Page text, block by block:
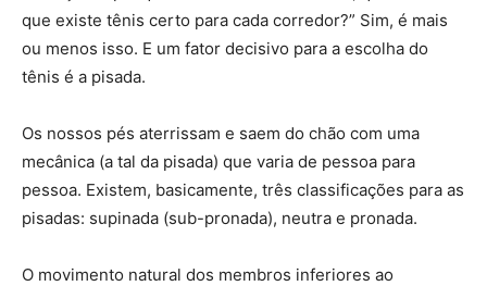
que existe tênis certo para cada corredor?” Sim, é mais
ou menos isso. E um fator decisivo para a escolha do
tênis é a pisada.
Os nossos pés aterrissam e saem do chão com uma
mecânica (a tal da pisada) que varia de pessoa para
pessoa. Existem, basicamente, três classificações para as
pisadas: supinada (sub-pronada), neutra e pronada.
O movimento natural dos membros inferiores ao